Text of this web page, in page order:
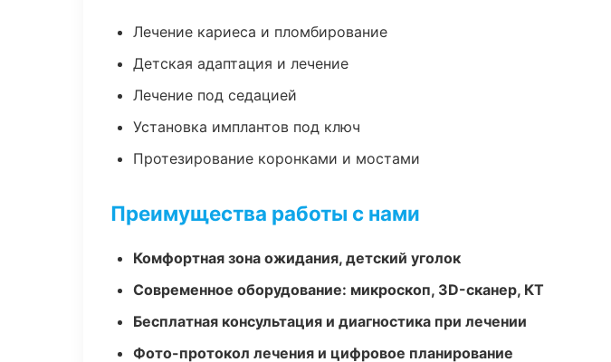
Лечение кариеса и пломбирование
Детская адаптация и лечение
Лечение под седацией
Установка имплантов под ключ
Протезирование коронками и мостами
Преимущества работы с нами
Комфортная зона ожидания, детский уголок
Современное оборудование: микроскоп, 3D-сканер, КТ
Бесплатная консультация и диагностика при лечении
Фото-протокол лечения и цифровое планирование